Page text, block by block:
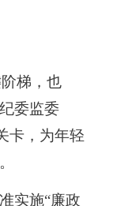
梯，也
委监委
卡，为年轻
实施“廉政